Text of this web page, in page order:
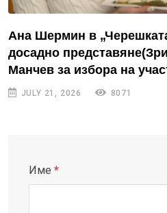
Ана Шермин в
досадно
Манчев за избора на
JULY 21, 2026 8071
Име *